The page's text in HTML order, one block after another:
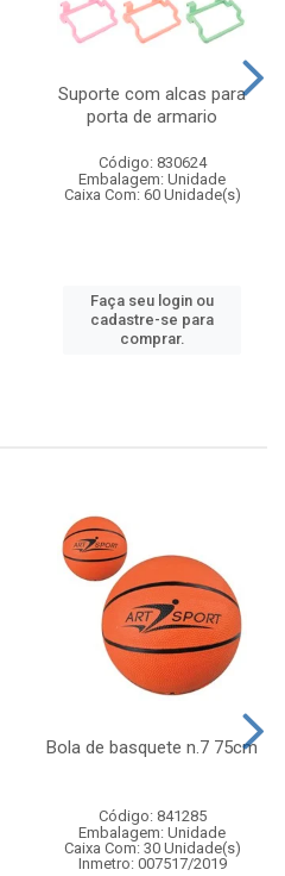
Suporte com alcas para
porta de armario
Código: 830624
Embalagem: Unidade
Caixa Com: 60 Unidade(s)
Faça seu login ou
cadastre-se para
comprar.
Bola de basquete n.7 75cm
Código: 841285
Embalagem: Unidade
Caixa Com: 30 Unidade(s)
Inmetro: 007517/2019